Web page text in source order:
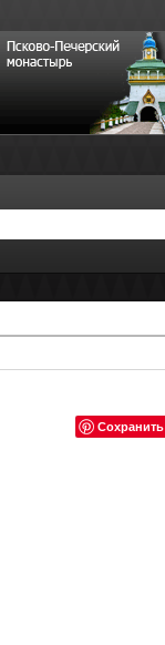
Сохранить